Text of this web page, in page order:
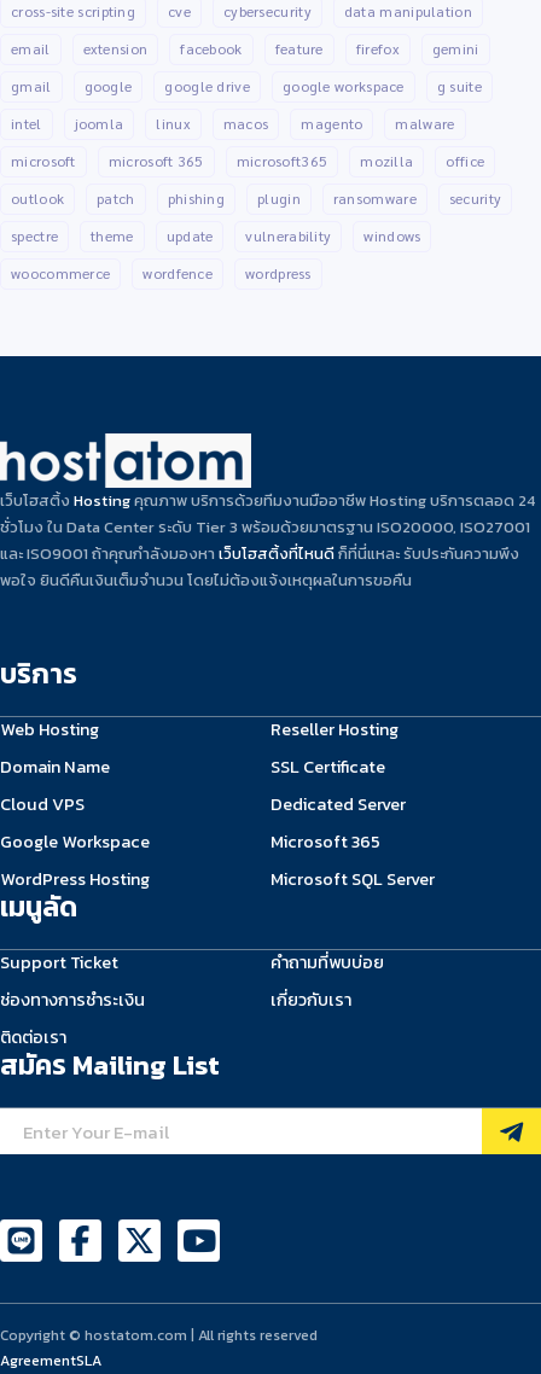
cross-site scripting
cve cybersecurity
data manipulation
email
extension facebook feature firefox
gemini
gmail
google google drive google workspace
g suite
intel
joomla linux macos magento
malware
microsoft
microsoft 365 microsoft365 mozilla
office
outlook
patch phishing plugin ransomware
security
spectre
theme update vulnerability
windows
woocommerce
wordfence wordpress
เว็บโฮสติ้ง Hostingคุณภาพ บริการด้วยทีมงานมืออาชีพ Hosting บริการตลอด 24
ชั่วโมง ใน Data Center ระดับ Tier 3 พร้อมด้วยมาตรฐาน ISO20000, ISO27001
และ ISO9001 ถ้าคุณกำลังมองหา เว็บโฮสติ้งที่ไหนดีก็ที่นี่แหละ รับประกันความพึง
พอใจ ยินดีคืนเงินเต็มจำนวน โดยไม่ต้องแจ้งเหตุผลในการขอคืน
บริการ
Web Hosting
Domain Name
Cloud VPS
Google Workspace
WordPress Hosting
Reseller Hosting
SSL Certificate
Dedicated Server
Microsoft 365
Microsoft SQL Server
เมนูลัด
Support Ticket
ช่องทางการชำระเงิน
ติดต่อเรา
คำถามที่พบบ่อย
เกี่ยวกับเรา
สมัคร Mailing List
Copyright © hostatom.com | All rights reserved
AgreementSLA